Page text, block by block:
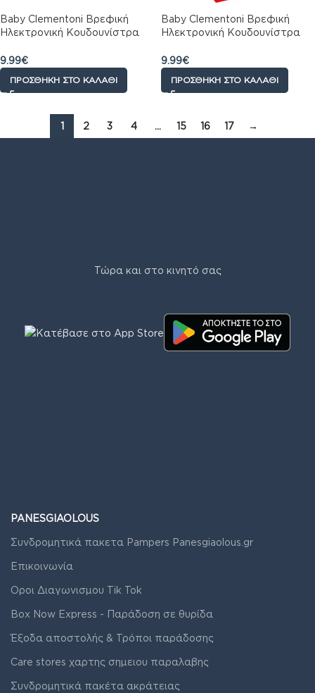
Baby Clementoni Βρεφική
Ηλεκτρονική Κουδουνίστρα
9.99€
ΠΡΟΣΘΉΚΗ ΣΤΟ ΚΑΛΆΘΙ
Baby Clementoni Βρεφική
Ηλεκτρονική Κουδουνίστρα
9.99€
ΠΡΟΣΘΉΚΗ ΣΤΟ ΚΑΛΆΘΙ
1 2 3 4 … 15 16 17 →
Τώρα και στο κινητό σας
PANESGIAOLOUS
Συνδρομητικά πακετα Pampers Panesgiaolous.gr
Επικοινωνία
Οροι Διαγωνισμου Tik Tok
Box Now Express - Παράδοση σε θυρίδα
Έξοδα αποστολής & Τρόποι παράδοσης
Care stores χαρτης σημειου παραλαβης
Συνδρομητικά πακέτα ακράτειας